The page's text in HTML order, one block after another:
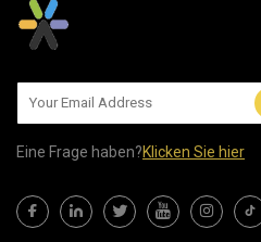
Eine Frage haben?Klicken Sie hier